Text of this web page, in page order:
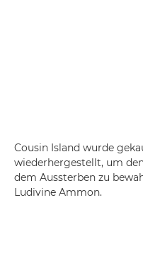
Cousin Island wurde
wiederhergestellt, um
dem Aussterben zu
Ludivine Ammon.